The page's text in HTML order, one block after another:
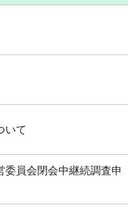
いて
委員会閉会中継続調査申